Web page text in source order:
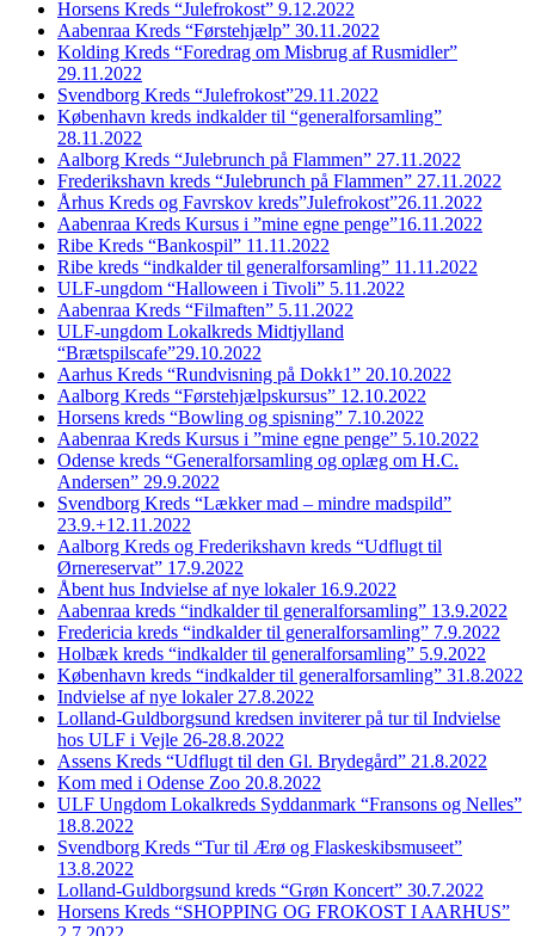
Horsens Kreds “Julefrokost” 9.12.2022
Aabenraa Kreds “Førstehjælp” 30.11.2022
Kolding Kreds “Foredrag om Misbrug af Rusmidler”
29.11.2022
Svendborg Kreds “Julefrokost”29.11.2022
København kreds indkalder til “generalforsamling”
28.11.2022
Aalborg Kreds “Julebrunch på Flammen” 27.11.2022
Frederikshavn kreds “Julebrunch på Flammen” 27.11.2022
Århus Kreds og Favrskov kreds”Julefrokost”26.11.2022
Aabenraa Kreds Kursus i ”mine egne penge”16.11.2022
Ribe Kreds “Bankospil” 11.11.2022
Ribe kreds “indkalder til generalforsamling” 11.11.2022
ULF-ungdom “Halloween i Tivoli” 5.11.2022
Aabenraa Kreds “Filmaften” 5.11.2022
ULF-ungdom Lokalkreds Midtjylland
“Brætspilscafe”29.10.2022
Aarhus Kreds “Rundvisning på Dokk1” 20.10.2022
Aalborg Kreds “Førstehjælpskursus” 12.10.2022
Horsens kreds “Bowling og spisning” 7.10.2022
Aabenraa Kreds Kursus i ”mine egne penge” 5.10.2022
Odense kreds “Generalforsamling og oplæg om H.C.
Andersen” 29.9.2022
Svendborg Kreds “Lækker mad – mindre madspild”
23.9.+12.11.2022
Aalborg Kreds og Frederikshavn kreds “Udflugt til
Ørnereservat” 17.9.2022
Åbent hus Indvielse af nye lokaler 16.9.2022
Aabenraa kreds “indkalder til generalforsamling” 13.9.2022
Fredericia kreds “indkalder til generalforsamling” 7.9.2022
Holbæk kreds “indkalder til generalforsamling” 5.9.2022
København kreds “indkalder til generalforsamling” 31.8.2022
Indvielse af nye lokaler 27.8.2022
Lolland-Guldborgsund kredsen inviterer på tur til Indvielse
hos ULF i Vejle 26-28.8.2022
Assens Kreds “Udflugt til den Gl. Brydegård” 21.8.2022
Kom med i Odense Zoo 20.8.2022
ULF Ungdom Lokalkreds Syddanmark “Fransons og Nelles”
18.8.2022
Svendborg Kreds “Tur til Ærø og Flaskeskibsmuseet”
13.8.2022
Lolland-Guldborgsund kreds “Grøn Koncert” 30.7.2022
Horsens Kreds “SHOPPING OG FROKOST I AARHUS”